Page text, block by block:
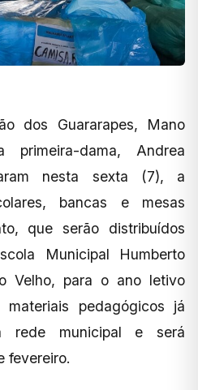
dos Guararapes, Mano
dama, Andrea
nesta sexta (7), a
bancas e mesas
que serão distribuídos
Municipal Humberto
Velho, para o ano letivo
pedagógicos já
rede municipal e será
fevereiro.